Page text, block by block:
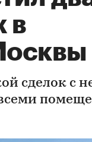
в
сделок с